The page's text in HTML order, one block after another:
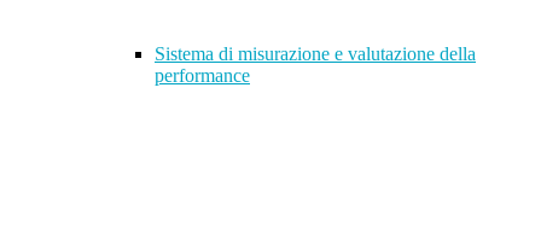
Sistema di misurazione e valutazione della
performance